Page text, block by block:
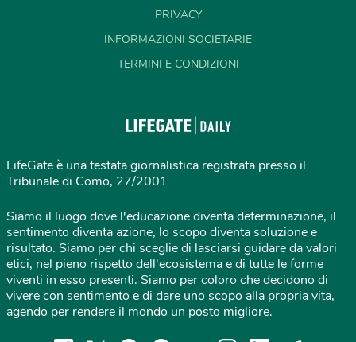
PRIVACY
INFORMAZIONI SOCIETARIE
TERMINI E CONDIZIONI
LifeGate è una testata giornalistica registrata presso il
Tribunale di Como, 27/2001
Siamo il luogo dove l'educazione diventa determinazione, il
sentimento diventa azione, lo scopo diventa soluzione e
risultato. Siamo per chi sceglie di lasciarsi guidare da valori
etici, nel pieno rispetto dell'ecosistema e di tutte le forme
viventi in esso presenti. Siamo per coloro che decidono di
vivere con sentimento e di dare uno scopo alla propria vita,
agendo per rendere il mondo un posto migliore.